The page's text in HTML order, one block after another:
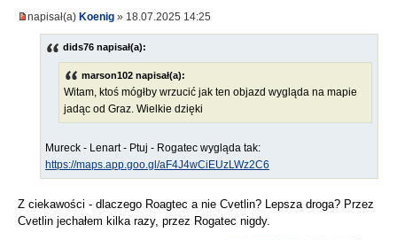
napisał(a) Koenig » 18.07.2025 14:25
dids76 napisał(a):
marson102 napisał(a):
Witam, ktoś mógłby wrzucić jak ten objazd wygląda na mapie
jadąc od Graz. Wielkie dzięki
Mureck - Lenart - Ptuj - Rogatec wygląda tak:
https://maps.app.goo.gl/aF4J4wCiEUzLWz2C6
Z ciekawości - dlaczego Roagtec a nie Cvetlin? Lepsza droga? Przez
Cvetlin jechałem kilka razy, przez Rogatec nigdy.